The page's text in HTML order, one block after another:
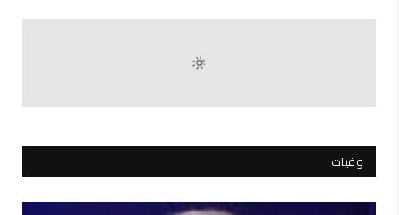
وفيات